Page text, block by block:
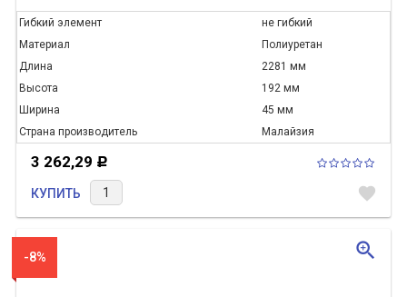
Гибкий элемент
не гибкий
Материал
Полиуретан
Длина
2281 мм
Высота
192 мм
Ширина
45 мм
Страна производитель
Малайзия
3 262,29 Р
КУПИТЬ favorite
-8% zoom_in